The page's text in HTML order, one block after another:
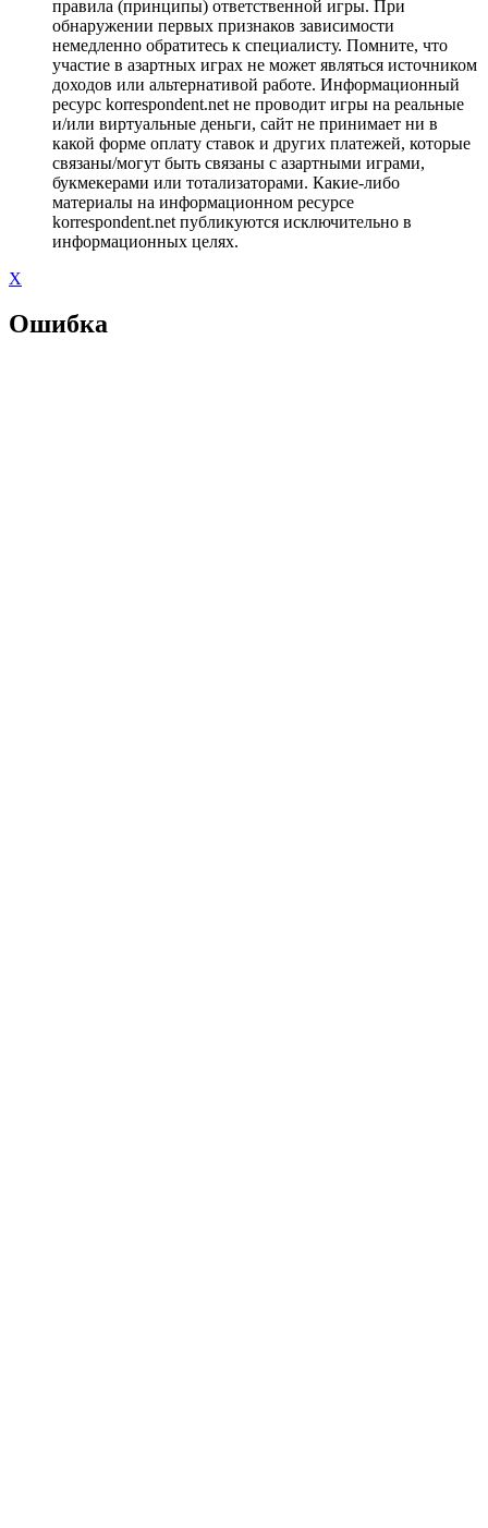
правила (принципы) ответственной игры. При
обнаружении первых признаков зависимости
немедленно обратитесь к специалисту. Помните, что
участие в азартных играх не может являться источником
доходов или альтернативой работе. Информационный
ресурс korrespondent.net не проводит игры на реальные
и/или виртуальные деньги, сайт не принимает ни в
какой форме оплату ставок и других платежей, которые
связаны/могут быть связаны с азартными играми,
букмекерами или тотализаторами. Какие-либо
материалы на информационном ресурсе
korrespondent.net публикуются исключительно в
информационных целях.
X
Ошибка